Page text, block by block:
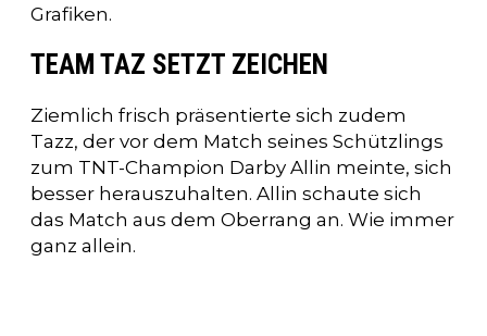
Grafiken.
TEAM TAZ SETZT ZEICHEN
Ziemlich frisch präsentierte sich zudem
Tazz, der vor dem Match seines Schützlings
zum TNT-Champion Darby Allin meinte, sich
besser herauszuhalten. Allin schaute sich
das Match aus dem Oberrang an. Wie immer
ganz allein.